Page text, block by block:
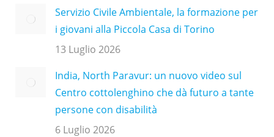
Servizio Civile Ambientale, la formazione per
i giovani alla Piccola Casa di Torino
13 Luglio 2026
India, North Paravur: un nuovo video sul
Centro cottolenghino che dà futuro a tante
persone con disabilità
6 Luglio 2026